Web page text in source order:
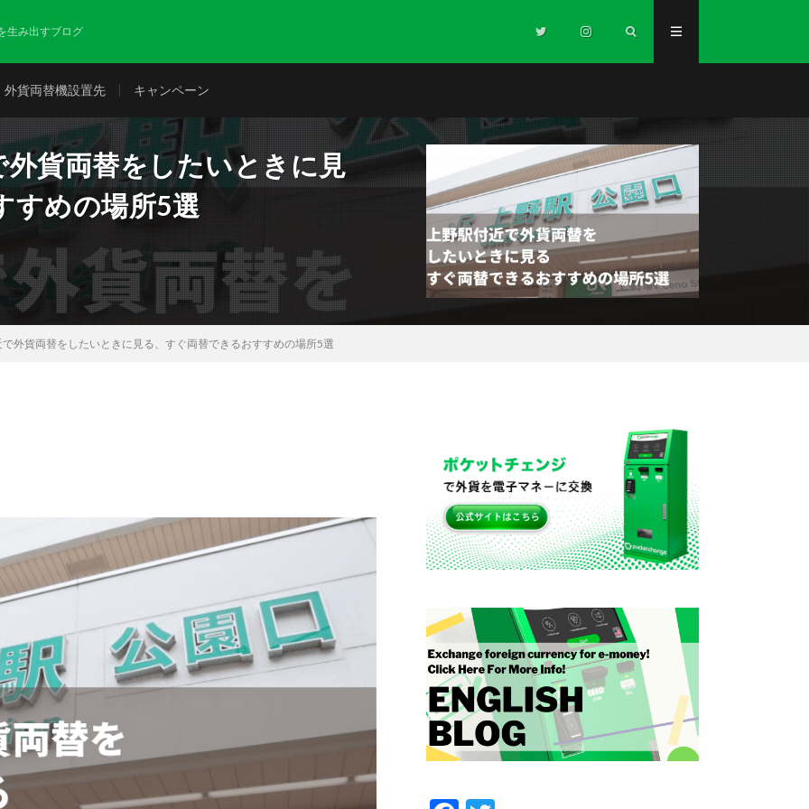
生み出すブログ
外貨両替機設置先 キャンペーン
外貨両替をしたいときに見
すめの場所5選
で外貨両替をしたいときに見る、すぐ両替できるおすすめの場所5選